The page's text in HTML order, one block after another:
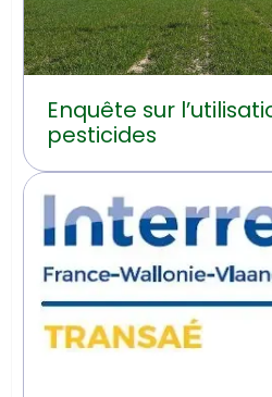
Enquête sur
pesticides